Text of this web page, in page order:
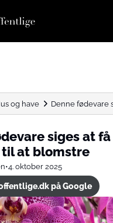
og have Denne fødevare
siges at
at blomstre
•4. oktober 2025
på Google